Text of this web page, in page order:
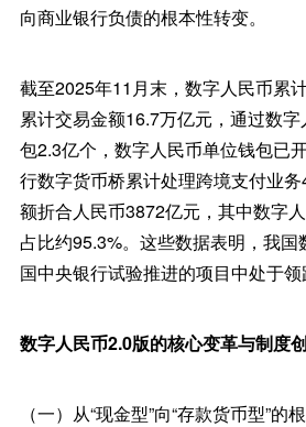
向商业银行负债的根本性转变。
截至2025年11月末，数字人民币累
累计交易金额16.7万亿元，通过数
包2.3亿个，数字人民币单位钱包已
行数字货币桥累计处理跨境支付业
额折合人民币3872亿元，其中数字
占比约95.3%。这些数据表明，我
国中央银行试验推进的项目中处于领
数字人民币2.0版的核心变革与制度
（一）从“现金型”向“存款货币型”的